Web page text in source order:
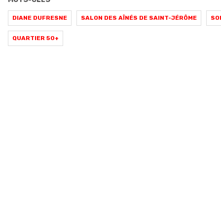
DIANE DUFRESNE SALON DES AÎNÉS DE SAINT-JÉRÔME
QUARTIER 50+